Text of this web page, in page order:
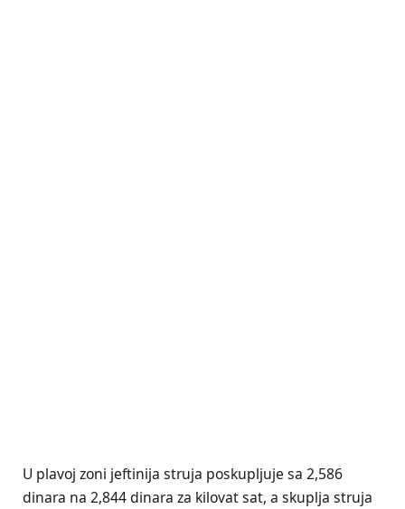
U plavoj zoni jeftinija struja poskupljuje sa 2,586
dinara na 2,844 dinara za kilovat sat, a skuplja struja